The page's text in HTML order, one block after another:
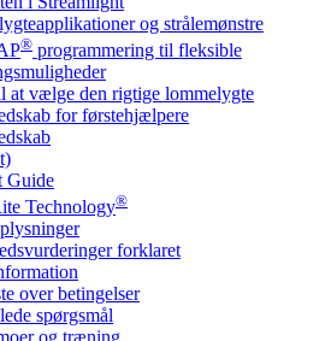
og strålemønstre
® programmering til fleksible
at vælge den rigtige lommelygte
for førstehjælpere
Guide
Technology®
forklaret
over betingelser
spørgsmål